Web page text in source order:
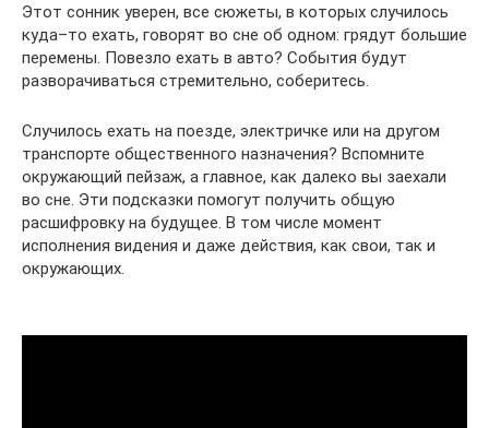
Этот сонник уверен, все сюжеты, в которых случилось
куда–то ехать, говорят во сне об одном: грядут большие
перемены. Повезло ехать в авто? События будут
разворачиваться стремительно, соберитесь.
Случилось ехать на поезде, электричке или на другом
транспорте общественного назначения? Вспомните
окружающий пейзаж, а главное, как далеко вы заехали
во сне. Эти подсказки помогут получить общую
расшифровку на будущее. В том числе момент
исполнения видения и даже действия, как свои, так и
окружающих.